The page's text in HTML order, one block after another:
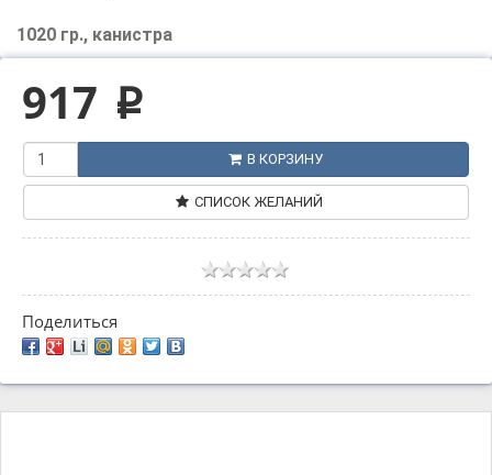
1020 гр., канистра
917 p
В КОРЗИНУ
СПИСОК ЖЕЛАНИЙ
Поделиться